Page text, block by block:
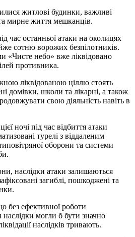
житлові будинки, важливі
мирне життя мешканців.
час останньої атаки на околицях
сотню ворожих безпілотників.
«Чисте небо» вже ліквідовано
противника.
ліквідованою ціллю стоять
домівки, школи та лікарні, а також
свою діяльність навіть в
ночі під час відбиття атаки
турелі з віддаленим
оборони та системи
наслідки атаки залишаються
загиблі, пошкоджені та
ефективної роботи
могли б бути значно
наслідків тривають.